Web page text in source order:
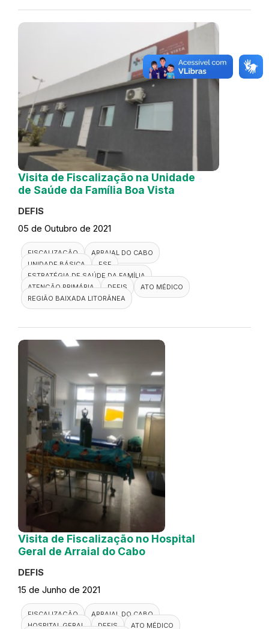
Visita de Fiscalização na Unidade
de Saúde da Família Boa Vista
DEFIS
05 de Outubro de 2021
FISCALIZAÇÃO
ARRAIAL DO CABO
UNIDADE BÁSICA
ESF
ESTRATÉGIA DE SAÚDE DA FAMÍLIA
ATENÇÃO PRIMÁRIA
DEFIS
ATO MÉDICO
REGIÃO BAIXADA LITORÂNEA
Visita de Fiscalização no Hospital
Geral de Arraial do Cabo
DEFIS
15 de Junho de 2021
FISCALIZAÇÃO
ARRAIAL DO CABO
HOSPITAL GERAL
DEFIS ATO MÉDICO